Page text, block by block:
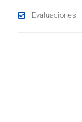
Evaluaciones